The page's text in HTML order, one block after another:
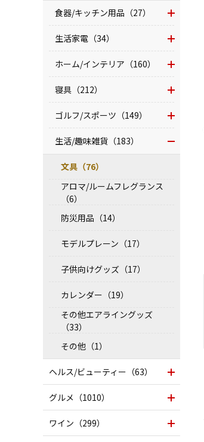
食器/キッチン用品（27）
生活家電（34）
ホーム/インテリア（160）
寝具（212）
ゴルフ/スポーツ（149）
生活/趣味雑貨（183）
文具（76）
アロマ/ルームフレグランス
（6）
防災用品（14）
モデルプレーン（17）
子供向けグッズ（17）
カレンダー（19）
その他エアライングッズ
（33）
その他（1）
ヘルス/ビューティー（63）
グルメ（1010）
ワイン（299）